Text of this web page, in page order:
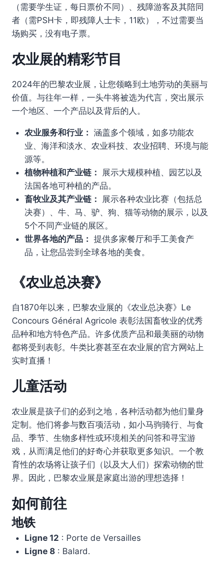
（需要学生证，每日票价不同）、残障游客及其陪同
者（需PSH卡，即残障人士卡，11欧），不过需要当
场购买，没有电子票。
农业展的精彩节目
2024年的巴黎农业展，让您领略到土地劳动的美丽与
价值。与往年一样，一头牛将被选为代言，突出展示
一个地区、一个产品以及背后的人。
农业服务和行业： 涵盖多个领域，如多功能农
业、海洋和淡水、农业科技、农业招聘、环境与能
源等。
植物种植和产业链：
展示大规模种植、园艺以及
法国各地可种植的产品。
畜牧业及其产业链：
展示各种农业比赛（包括总
决赛）、牛、马、驴、狗、猫等动物的展示，以及
5个不同产业链的展区。
世界各地的产品： 提供多家餐厅和手工美食产
品，让您品尝到全球各地的美食。
《农业总决赛》
自1870年以来，巴黎农业展的《农业总决赛》Le
Concours Général Agricole 表彰法国畜牧业的优秀
品种和地方特色产品。许多优质产品和最美丽的动物
都将受到表彰。牛类比赛甚至在农业展的官方网站上
实时直播！
儿童活动
农业展是孩子们的必到之地，各种活动都为他们量身
定制。他们将参与数百项活动，如小马驹骑行、与食
品、季节、生物多样性或环境相关的问答和寻宝游
戏，从而满足他们的好奇心并获取更多知识。一个教
育性的农场将让孩子们（以及大人们）探索动物的世
界。因此，巴黎农业展是家庭出游的理想选择！
如何前往
地铁
Ligne 12 : Porte de Versailles
Ligne 8: Balard.